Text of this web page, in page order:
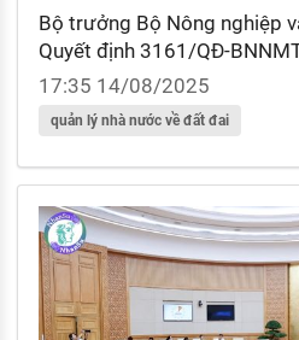
Bộ trưởng Bộ Nông nghiệp
Quyết định 3161/QĐ-
công chức về địa phương hỗ
nhiệm vụ trong lĩnh vực đất
hình chính quyền địa phương
17:35 14/08/2025
quản lý nhà nước về đất đai